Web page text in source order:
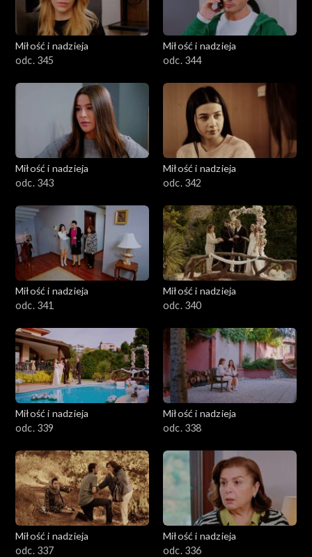
Miłość i nadzieja
odc. 345
Miłość i nadzieja
odc. 344
Miłość i nadzieja
odc. 343
Miłość i nadzieja
odc. 342
Miłość i nadzieja
odc. 341
Miłość i nadzieja
odc. 340
Miłość i nadzieja
odc. 339
Miłość i nadzieja
odc. 338
Miłość i nadzieja
odc. 337
Miłość i nadzieja
odc. 336